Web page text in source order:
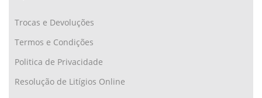
Trocas e Devoluções
Termos e Condições
Politica de Privacidade
Resolução de Litígios Online